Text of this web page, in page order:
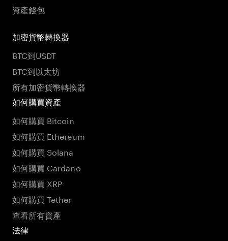
資產錢包
加密貨幣轉換器
BTC到USDT
BTC到以太坊
所有加密貨幣轉換器
如何購買資產
如何購買 Bitcoin
如何購買 Ethereum
如何購買 Solana
如何購買 Cardano
如何購買 XRP
如何購買 Tether
查看所有資產
法律